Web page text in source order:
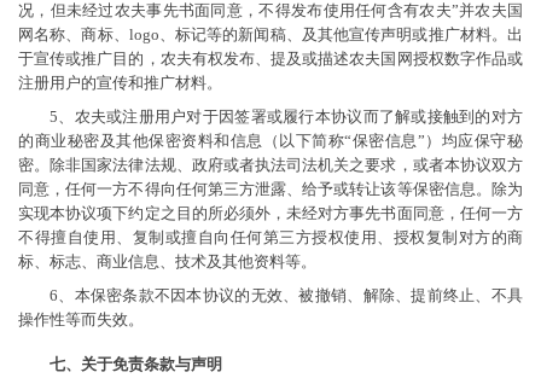
况，但未经过农夫事先书面同意，不得发布使用任何含有农夫”并农夫国
网名称、商标、logo、标记等的新闻稿、及其他宣传声明或推广材料。出
于宣传或推广目的，农夫有权发布、提及或描述农夫国网授权数字作品或
注册用户的宣传和推广材料。
5、农夫或注册用户对于因签署或履行本协议而了解或接触到的对方
的商业秘密及其他保密资料和信息（以下简称“保密信息”）均应保守秘
密。除非国家法律法规、政府或者执法司法机关之要求，或者本协议双方
同意，任何一方不得向任何第三方泄露、给予或转让该等保密信息。除为
实现本协议项下约定之目的所必须外，未经对方事先书面同意，任何一方
不得擅自使用、复制或擅自向任何第三方授权使用、授权复制对方的商
标、标志、商业信息、技术及其他资料等。
6、本保密条款不因本协议的无效、被撤销、解除、提前终止、不具
操作性等而失效。
七、关于免责条款与声明